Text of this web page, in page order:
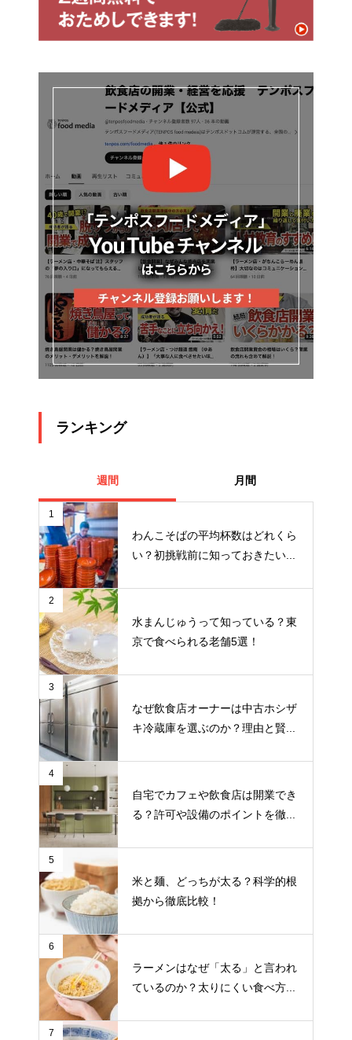
ランキング
週間 月間
1
わんこそばの平均杯数はどれくら
い？初挑戦前に知っておきたい...
2
水まんじゅうって知っている？東
京で食べられる老舗5選！
3
なぜ飲食店オーナーは中古ホシザ
キ冷蔵庫を選ぶのか？理由と賢...
4
自宅でカフェや飲食店は開業でき
る？許可や設備のポイントを徹...
5
米と麺、どっちが太る？科学的根
拠から徹底比較！
6
ラーメンはなぜ「太る」と言われ
ているのか？太りにくい食べ方...
7